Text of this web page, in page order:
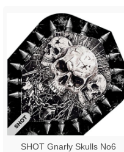
SHOT Gnarly Skulls No6